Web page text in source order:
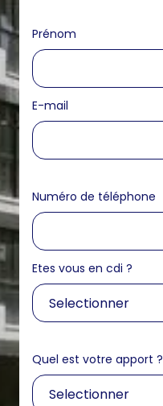
Prénom
E-mail
Numéro de téléphone
Etes vous en cdi ?
Quel est votre apport ?